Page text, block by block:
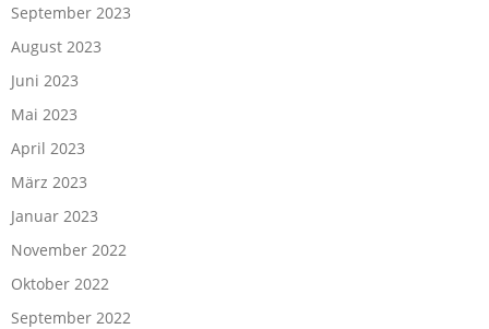
September 2023
August 2023
Juni 2023
Mai 2023
April 2023
März 2023
Januar 2023
November 2022
Oktober 2022
September 2022